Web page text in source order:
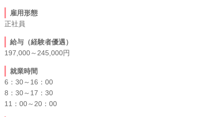
雇用形態
正社員
給与（経験者優遇）
197,000～245,000円
就業時間
6：30～16：00
8：30～17：30
11：00～20：00